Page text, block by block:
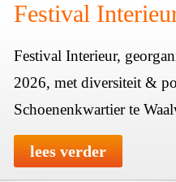
Festival
Festival Interieur,
2026, met diversiteit &
Schoenenkwartier te
lees verder